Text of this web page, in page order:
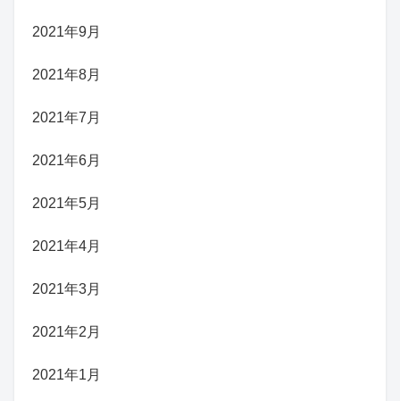
2021年9月
2021年8月
2021年7月
2021年6月
2021年5月
2021年4月
2021年3月
2021年2月
2021年1月